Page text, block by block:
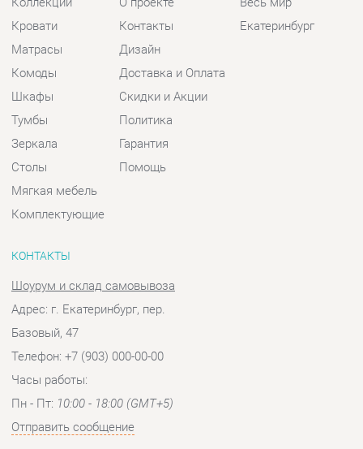
Зеркала
Столы
Мягкая мебель
Комплектующие
Гарантия
Помощь
Шоурум и склад самовывоза
Адрес: г. Екатеринбург, пер.
Часы работы:
Отправить сообщение